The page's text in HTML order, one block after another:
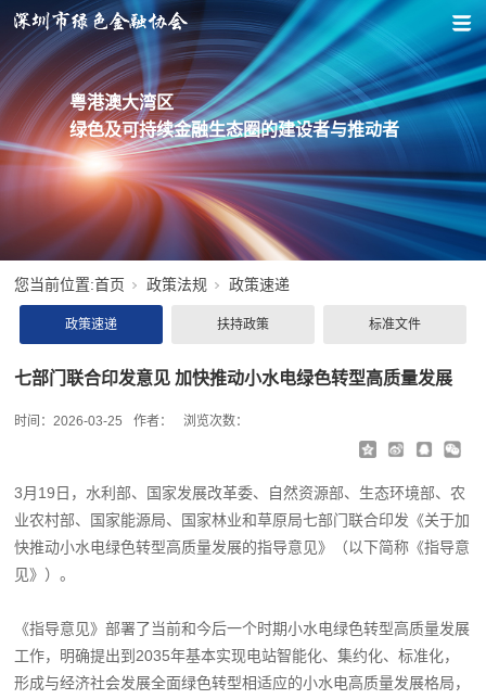
粤港澳大湾区
绿色及可持续金融生态圈的建设者与推动者
您当前位置:首页 政策法规 政策速递
政策速递 扶持政策 标准文件
七部门联合印发意见 加快推动小水电绿色转型高质量发展
时间： 2026-03-25 作者： 浏览次数：
3月19日，水利部、国家发展改革委、自然资源部、生态环境部、农
业农村部、国家能源局、国家林业和草原局七部门联合印发《关于加
快推动小水电绿色转型高质量发展的指导意见》（以下简称《指导意
见》）。
《指导意见》部署了当前和今后一个时期小水电绿色转型高质量发展
工作，明确提出到2035年基本实现电站智能化、集约化、标准化，
形成与经济社会发展全面绿色转型相适应的小水电高质量发展格局，